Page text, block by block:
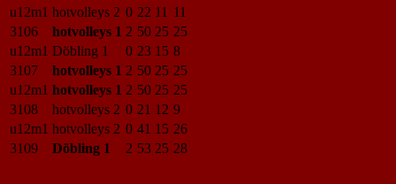
u12m1 hotvolleys 2 0 22 11 11
3106
hotvolleys 1 2 50 25 25
u12m1 Döbling 1 0 23 15 8
3107
hotvolleys 1 2 50 25 25
u12m1 hotvolleys 1 2 50 25 25
3108
hotvolleys 2 0 21 12 9
u12m1 hotvolleys 2 0 41 15 26
3109
Döbling 1 2 53 25 28